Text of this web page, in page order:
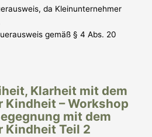
da Kleinunternehmer
gemäß § 4 Abs. 20
Klarheit mit dem
Kindheit – Workshop
mit dem
Kindheit Teil 2